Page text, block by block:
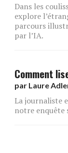
Dans les
explore
parcours
par l’IA.
Comment
par Laure
La journaliste
notre